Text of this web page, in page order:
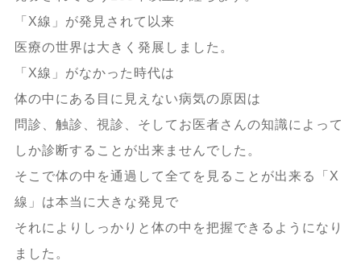
「X線」が発見されて以来
医療の世界は大きく発展しました。
「X線」がなかった時代は
体の中にある目に見えない病気の原因は
問診、触診、視診、そしてお医者さんの知識によって
しか診断することが出来ませんでした。
そこで体の中を通過して全てを見ることが出来る「X
線」は本当に大きな発見で
それによりしっかりと体の中を把握できるようになり
ました。